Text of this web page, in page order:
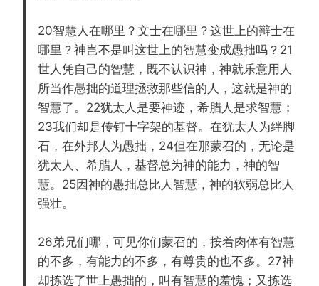
s
5
s
20智慧人在哪里？文士在哪里？这世上的辩士在
哪里？神岂不是叫这世上的智慧变成愚拙吗？21
世人凭自己的智慧，既不认识神，神就乐意用人
所当作愚拙的道理拯救那些信的人，这就是神的
智慧了。22犹太人是要神迹，希腊人是求智慧；
23我们却是传钉十字架的基督。在犹太人为绊脚
石，在外邦人为愚拙，24但在那蒙召的，无论是
犹太人、希腊人，基督总为神的能力，神的智
慧。25因神的愚拙总比人智慧，神的软弱总比人
强壮。
26弟兄们哪，可见你们蒙召的，按着肉体有智慧
的不多，有能力的不多，有尊贵的也不多。27神
却拣选了世上愚拙的，叫有智慧的羞愧；又拣选